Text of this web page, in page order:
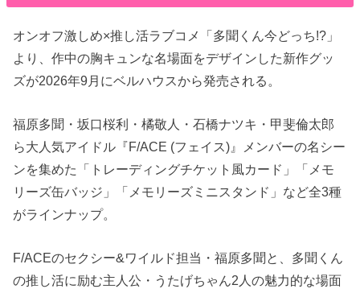
オンオフ激しめ×推し活ラブコメ「多聞くん今どっち!?」
より、作中の胸キュンな名場面をデザインした新作グッ
ズが2026年9月にベルハウスから発売される。
福原多聞・坂口桜利・橘敬人・石橋ナツキ・甲斐倫太郎
ら大人気アイドル『F/ACE (フェイス)』メンバーの名シー
ンを集めた「トレーディングチケット風カード」「メモ
リーズ缶バッジ」「メモリーズミニスタンド」など全3種
がラインナップ。
F/ACEのセクシー&ワイルド担当・福原多聞と、多聞くん
の推し活に励む主人公・うたげちゃん2人の魅力的な場面